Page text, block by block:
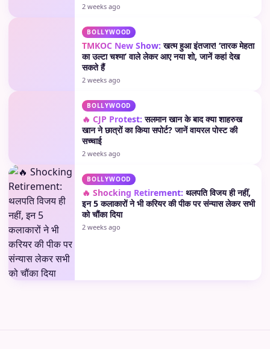
2 weeks ago
BOLLYWOOD
TMKOC New Show: खत्म हुआ इंतजार! ‘तारक मेहता
का उल्टा चश्मा’ वाले लेकर आए नया शो, जानें कहां देख
सकते हैं
2 weeks ago
BOLLYWOOD
🔥 CJP Protest: सलमान खान के बाद क्या शाहरुख
खान ने छात्रों का किया सपोर्ट? जानें वायरल पोस्ट की
सच्चाई
2 weeks ago
BOLLYWOOD
🔥 Shocking Retirement: थलपति विजय ही नहीं,
इन 5 कलाकारों ने भी करियर की पीक पर संन्यास लेकर सभी
को चौंका दिया
2 weeks ago